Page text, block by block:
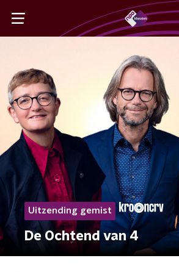
Uitzending gemist
De Ochtend van 4